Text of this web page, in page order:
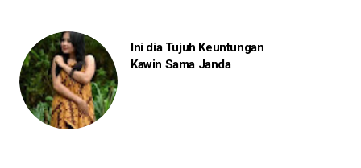
Ini dia Tujuh Keuntungan
Kawin Sama Janda